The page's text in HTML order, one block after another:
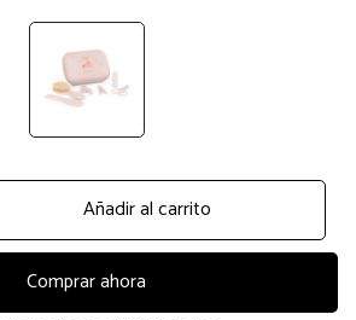
Añadir al carrito
Comprar ahora